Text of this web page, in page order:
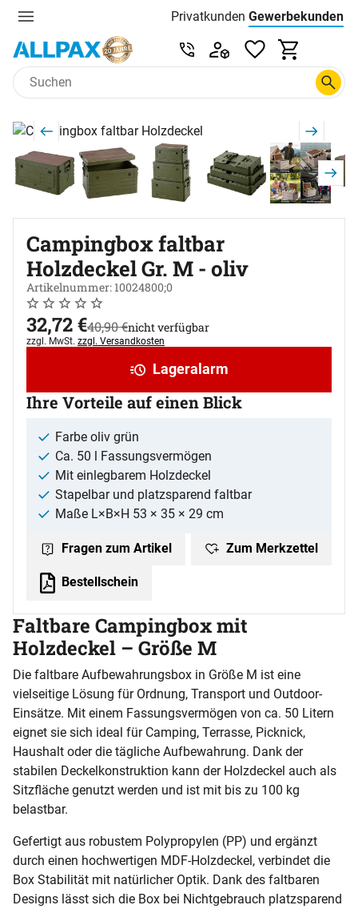
Menu Privatkunden Preisliste:
Gewerbekunden
Zum Hauptinhalt springen
Service & Beratung unter
Produktgalerie
Zur Kaufbox springen
Campingbox faltbar
Holzdeckel Gr. M - oliv
Artikelnummer: 10024800;0
Noch keine Bewertungen abgegeben
0 Bewertungen
jetzt:
32,72€statt:
40,90€nicht verfügbar
Steuerhinweis:
zzgl. MwSt. zzgl. Versandkosten
Lageralarm
Ihre Vorteile auf einen Blick
Farbe oliv grün
Ca. 50 l Fassungsvermögen
Mit einlegbarem Holzdeckel
Stapelbar und platzsparend faltbar
Maße L×B×H 53 × 35 × 29 cm
Fragen zum Artikel Zum Merkzettel
Bestellschein
Faltbare Campingbox mit
Holzdeckel – Größe M
Die faltbare Aufbewahrungsbox in Größe M ist eine
vielseitige Lösung für Ordnung, Transport und Outdoor-
Einsätze. Mit einem Fassungsvermögen von ca. 50 Litern
eignet sie sich ideal für Camping, Terrasse, Picknick,
Haushalt oder die tägliche Aufbewahrung. Dank der
stabilen Deckelkonstruktion kann der Holzdeckel auch als
Sitzfläche genutzt werden und ist mit bis zu 100 kg
belastbar.
Gefertigt aus robustem Polypropylen (PP) und ergänzt
durch einen hochwertigen MDF-Holzdeckel, verbindet die
Box Stabilität mit natürlicher Optik. Dank des faltbaren
Designs lässt sich die Box bei Nichtgebrauch platzsparend